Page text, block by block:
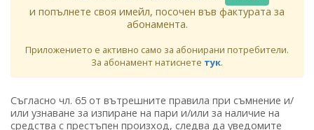
и попълнете своя имейл, посочен във фактурата за
абонамента.
Приложението е активно само за абонирани потребители.
За абонамент натиснете тук.
Съгласно чл. 65 от вътрешните правила при съмнение и/
или узнаване за изпиране на пари и/или за наличие на
средства с престъпен произход, следва да уведомите